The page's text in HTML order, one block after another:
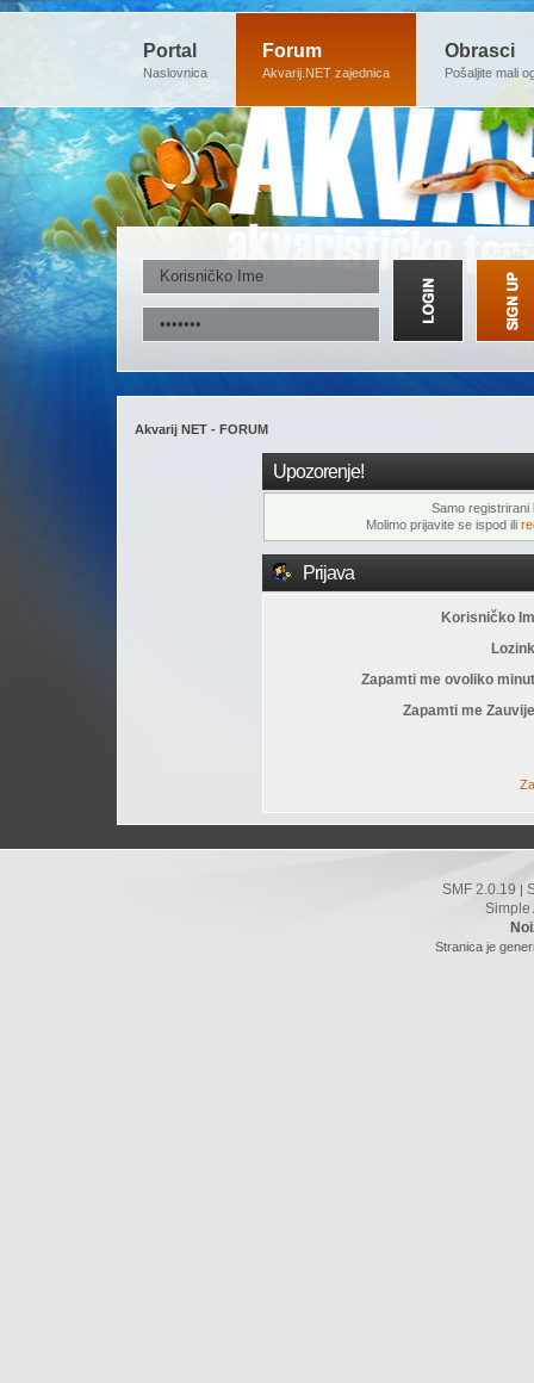
Portal
Naslovnica
Forum
Akvarij.NET zajednica
Obrasci
Pošaljite mali
Akvarij NET - FORUM
Upozorenje!
Samo registrirani
Molimo prijavite se ispod ili
Prijava
Korisničko
Zapamti me ovoliko
Zapamti me
SMF 2.0.19
Simple
Stranica je